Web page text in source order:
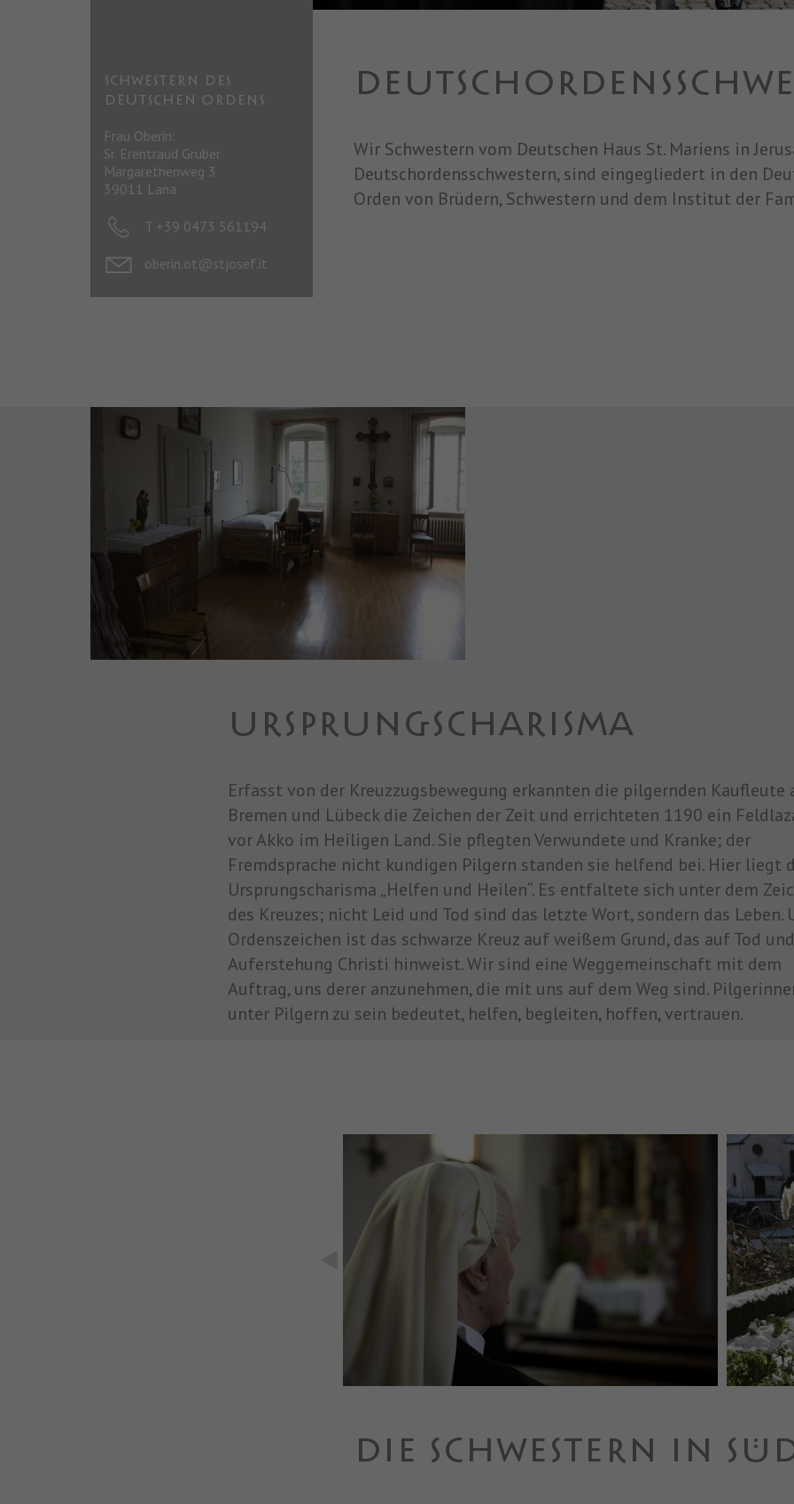
SCHWESTERN DES
DEUTSCHEN ORDENS
Frau Oberin:
Sr. Erentraud Gruber
Margarethenweg 3
39011 Lana
T +39 0473 561194
oberin.ot@stjosef.it
Wir Schwestern vom Deutschen Haus St. Mariens in
Deutschordensschwestern, sind eingegliedert in den
Orden von Brüdern, Schwestern und dem Institut der
URSPRUNGSCHARISMA
Erfasst von der Kreuzzugsbewegung erkannten die pilgernden Kaufleute
Bremen und Lübeck die Zeichen der Zeit und errichteten 1190 ein
vor Akko im Heiligen Land. Sie pflegten Verwundete und Kranke; der
Fremdsprache nicht kundigen Pilgern standen sie helfend bei. Hier liegt
Ursprungscharisma „Helfen und Heilen“. Es entfaltete sich unter dem
des Kreuzes; nicht Leid und Tod sind das letzte Wort, sondern das Leben.
Ordenszeichen ist das schwarze Kreuz auf weißem Grund, das auf Tod und
Auferstehung Christi hinweist. Wir sind eine Weggemeinschaft mit dem
Auftrag, uns derer anzunehmen, die mit uns auf dem Weg sind.
unter Pilgern zu sein bedeutet, helfen, begleiten, hoffen, vertrauen.
DIE SCHWESTERN IN